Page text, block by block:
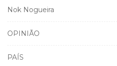
Nok Nogueira
OPINIÃO
PAÍS